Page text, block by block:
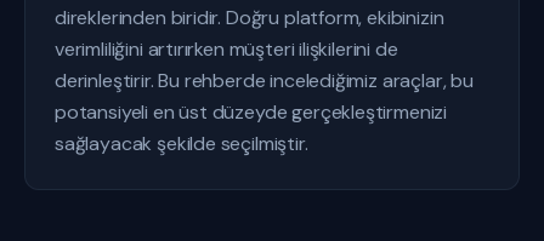
direklerinden biridir. Doğru platform, ekibinizin
verimliliğini artırırken müşteri ilişkilerini de
derinleştirir. Bu rehberde incelediğimiz araçlar, bu
potansiyeli en üst düzeyde gerçekleştirmenizi
sağlayacak şekilde seçilmiştir.